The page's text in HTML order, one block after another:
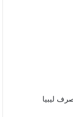
مع محافظ مصرف ليبيا